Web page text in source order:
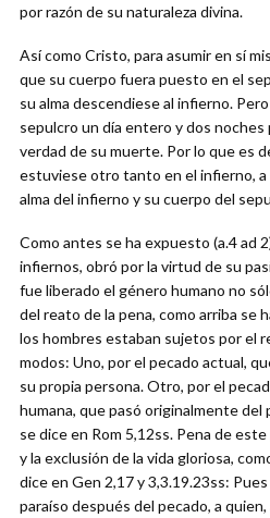
por razón de su naturaleza divina.
Así como Cristo, para asumir en sí
que su cuerpo fuera puesto en el
su alma descendiese al infierno.
sepulcro un día entero y dos noches
verdad de su muerte. Por lo que es
estuviese otro tanto en el infierno, a
alma del infierno y su cuerpo del
Como antes se ha expuesto (a.4 ad
infiernos, obró por la virtud de su
fue liberado el género humano no
del reato de la pena, como arriba se
los hombres estaban sujetos por el
modos: Uno, por el pecado actual,
su propia persona. Otro, por el
humana, que pasó originalmente del
se dice en Rom 5,12ss. Pena de
y la exclusión de la vida gloriosa,
dice en Gen 2,17 y 3,3.19.23ss:
paraíso después del pecado, a